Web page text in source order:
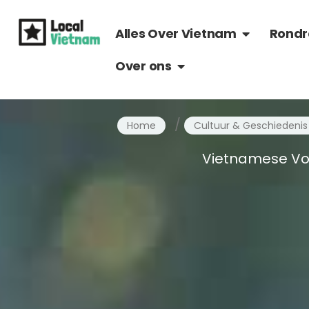
naar
Alles Over Vietnam OPEN ALLES
Over ons
Home / Cultuur & Geschiedenis
Vietnamese